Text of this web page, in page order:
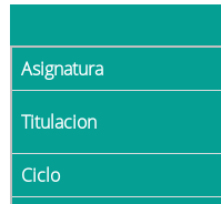
Asignatura
Titulacion
Ciclo